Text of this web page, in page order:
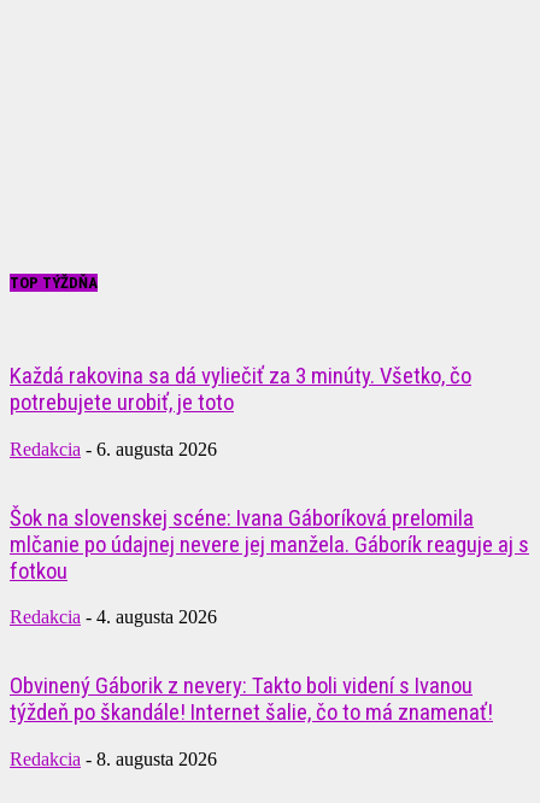
TOP TÝŽDŇA
Každá rakovina sa dá vyliečiť za 3 minúty. Všetko, čo
potrebujete urobiť, je toto
Redakcia - 6. augusta 2026
Šok na slovenskej scéne: Ivana Gáboríková prelomila
mlčanie po údajnej nevere jej manžela. Gáborík reaguje aj s
fotkou
Redakcia - 4. augusta 2026
Obvinený Gáborik z nevery: Takto boli videní s Ivanou
týždeň po škandále! Internet šalie, čo to má znamenať!
Redakcia - 8. augusta 2026